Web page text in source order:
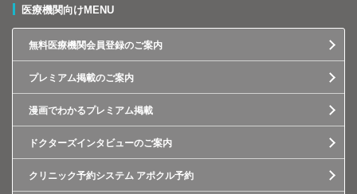
医療機関向けMENU
無料医療機関会員登録のご案内
プレミアム掲載のご案内
漫画でわかるプレミアム掲載
ドクターズインタビューのご案内
クリニック予約システム アポクル予約